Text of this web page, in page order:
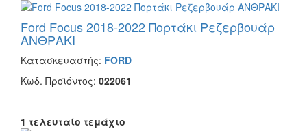
Ford Focus 2018-2022 Πορτάκι Ρεζερβουάρ
ΑΝΘΡΑΚΙ
Κατασκευαστής: FORD
Κωδ. Προϊόντος: 022061
1 τελευταίο τεμάχιο